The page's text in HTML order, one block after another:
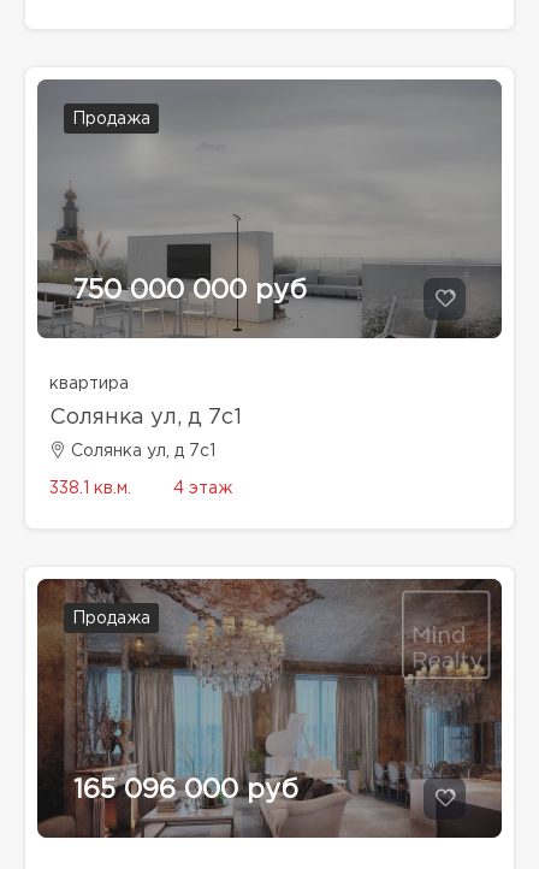
Продажа
750 000 000 руб
квартира
Солянка ул, д 7с1
Солянка ул, д 7с1
338.1 кв.м. 4 этаж
Продажа
165 096 000 руб